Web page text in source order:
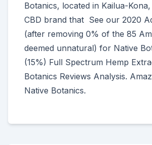
Botanics, located in Kailua-
CBD brand that See our 2020
(after removing 0% of the 85
deemed unnatural) for Native
(15%) Full Spectrum Hemp
Botanics Reviews Analysis.
Native Botanics.